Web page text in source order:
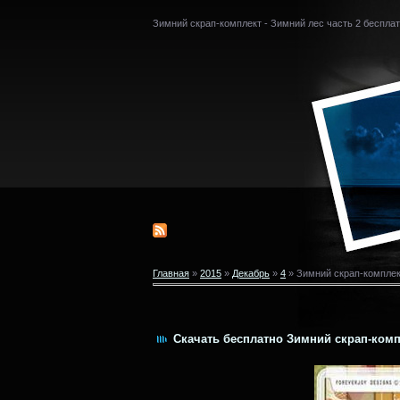
Зимний скрап-комплект - Зимний лес часть 2
Главная » 2015 » Декабрь » 4 » Зимний скрап-
Скачать бесплатно Зимний скрап-